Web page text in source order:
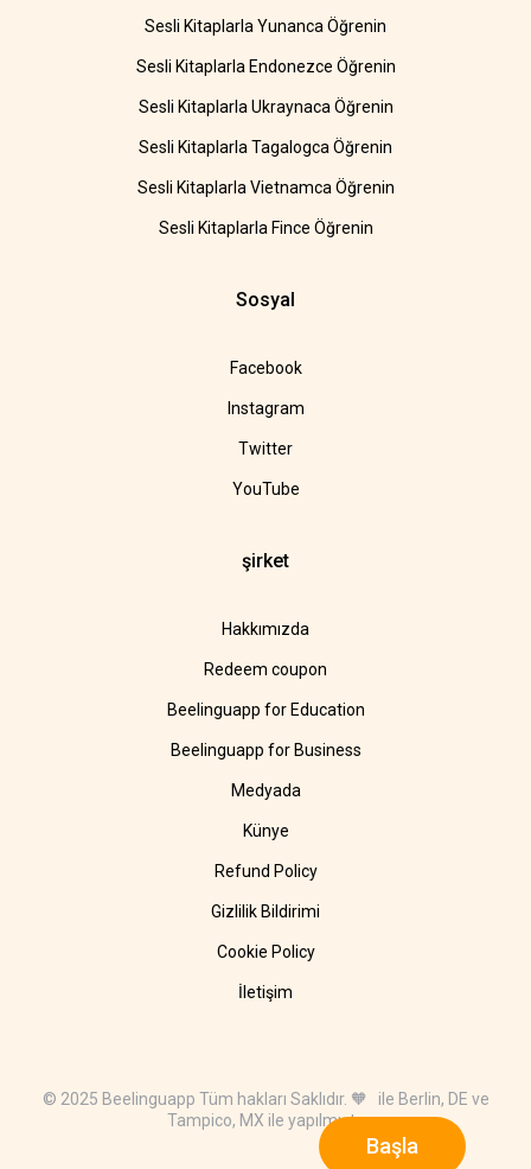
Başla
Sesli Kitaplarla Yunanca Öğrenin
Sesli Kitaplarla Endonezce Öğrenin
Sesli Kitaplarla Ukraynaca Öğrenin
Sesli Kitaplarla Tagalogca Öğrenin
Sesli Kitaplarla Vietnamca Öğrenin
Sesli Kitaplarla Fince Öğrenin
Sosyal
Facebook
Instagram
Twitter
YouTube
şirket
Hakkımızda
Redeem coupon
Beelinguapp for Education
Beelinguapp for Business
Medyada
Künye
Refund Policy
Gizlilik Bildirimi
Cookie Policy
İletişim
© 2025 Beelinguapp Tüm hakları Saklıdır. 🧡 ile Berlin, DE ve
Tampico, MX ile yapılmıştır